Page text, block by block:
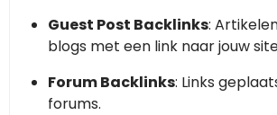
Guest Post Backlinks:
blogs met een link naar jouw
Forum Backlinks: Links
forums.